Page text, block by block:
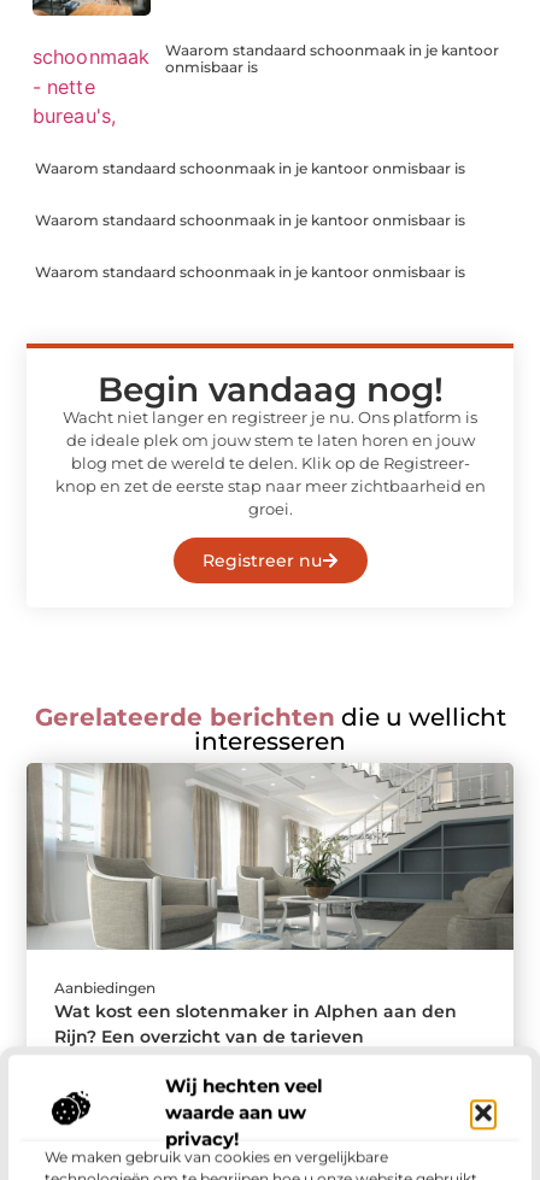
Wij hechten veel
waarde aan uw
privacy!
We maken gebruik van cookies en vergelijkbare
Waarom standaard schoonmaak in je kantoor
onmisbaar is
Waarom standaard schoonmaak in je kantoor onmisbaar is
Waarom standaard schoonmaak in je kantoor onmisbaar is
Waarom standaard schoonmaak in je kantoor onmisbaar is
Begin vandaag nog!
Wacht niet langer en registreer je nu. Ons platform is
de ideale plek om jouw stem te laten horen en jouw
blog met de wereld te delen. Klik op de Registreer-
knop en zet de eerste stap naar meer zichtbaarheid en
groei.
Registreer nu
Gerelateerde berichten die u wellicht
interesseren
Aanbiedingen
Wat kost een slotenmaker in Alphen aan den
Rijn? Een overzicht van de tarieven
Wanneer u buitengesloten bent, een slot wilt
vervangen of uw woning beter wilt beveiligen, is
het inschakelen van een professionele ...